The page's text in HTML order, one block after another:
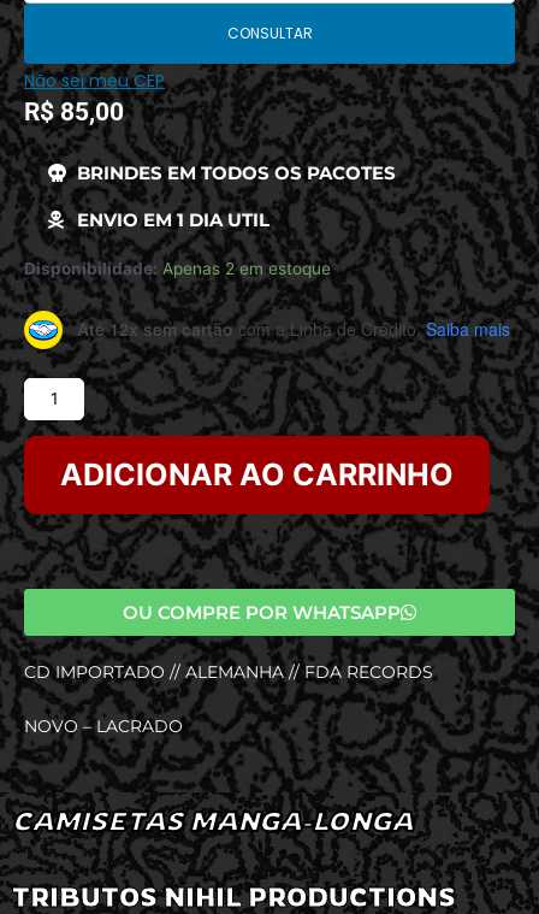
CONSULTAR
Não sei meu CEP
R$85,00
BRINDES EM TODOS OS PACOTES
ENVIO EM 1 DIA UTIL
Disponibilidade: Apenas 2 em estoque
Até 12x sem cartãocom a Linha de Crédito. Saiba mais
ADICIONAR AO CARRINHO
OU COMPRE POR WHATSAPP
CD IMPORTADO // ALEMANHA // FDA RECORDS
NOVO – LACRADO
CAMISETAS MANGA-LONGA
TRIBUTOS NIHIL PRODUCTIONS